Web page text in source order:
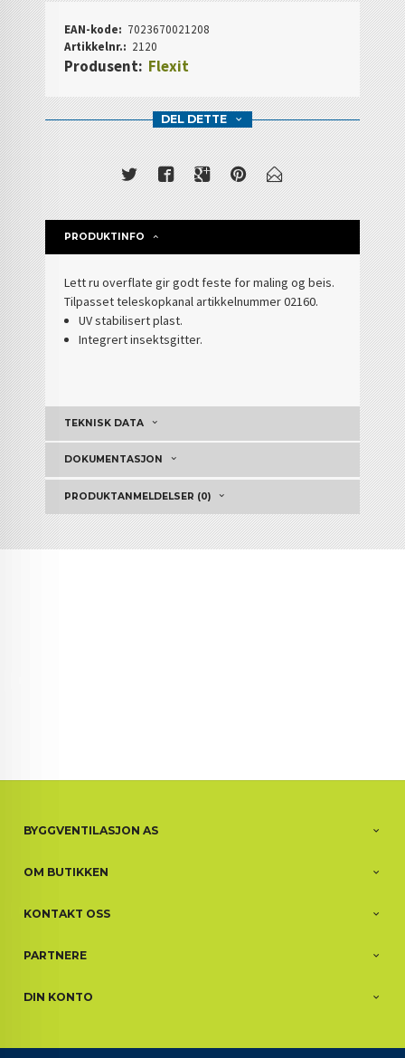
EAN-kode: 7023670021208
Artikkelnr.: 2120
Produsent: Flexit
DEL DETTE
PRODUKTINFO
Lett ru overflate gir godt feste for maling og beis.
Tilpasset teleskopkanal artikkelnummer 02160.
UV stabilisert plast.
Integrert insektsgitter.
TEKNISK DATA
DOKUMENTASJON
PRODUKTANMELDELSER (0)
BYGGVENTILASJON AS
OM BUTIKKEN
KONTAKT OSS
PARTNERE
DIN KONTO